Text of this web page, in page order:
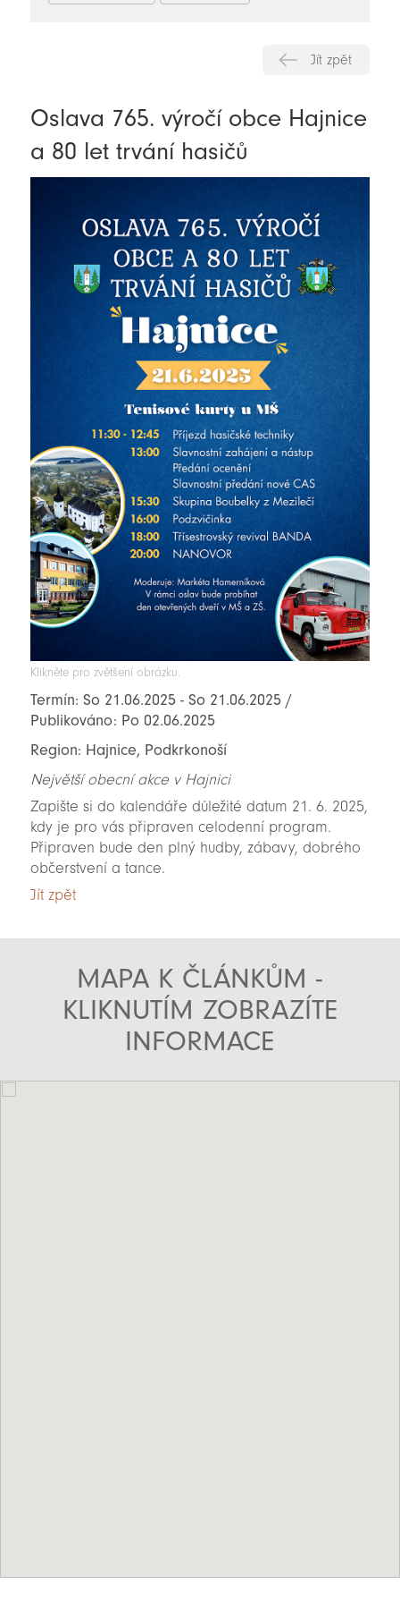
Jít zpět
Oslava 765. výročí obce Hajnice
a 80 let trvání hasičů
Klikněte pro zvětšení obrázku.
Termín: So 21.06.2025 - So 21.06.2025 /
Publikováno: Po 02.06.2025
Region: Hajnice, Podkrkonoší
Největší obecní akce v Hajnici
Zapište si do kalendáře důležité datum 21. 6. 2025,
kdy je pro vás připraven celodenní program.
Připraven bude den plný hudby, zábavy, dobrého
občerstvení a tance.
Jít zpět
MAPA K ČLÁNKŮM -
KLIKNUTÍM ZOBRAZÍTE
INFORMACE